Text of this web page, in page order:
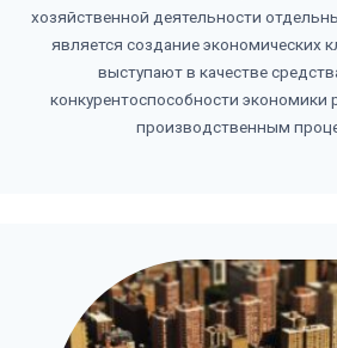
хозяйственной деятельности
является создание экономических
выступают в качестве
конкурентоспособности экономики
производственным